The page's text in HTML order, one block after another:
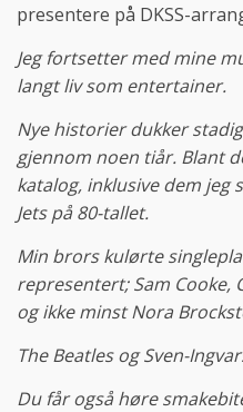
presentere på DKSS-
Jeg fortsetter med mine
langt liv som entertainer.
Nye historier dukker
gjennom noen tiår. Blant
katalog, inklusive dem jeg
Jets på 80-tallet.
Min brors kulørte
representert; Sam Cooke,
og ikke minst Nora
The Beatles og Sven-
Du får også høre